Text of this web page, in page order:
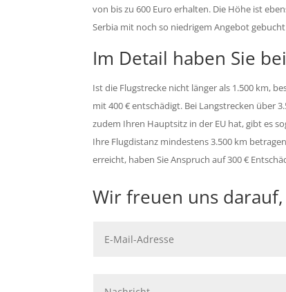
von bis zu 600 Euro erhalten. Die Höhe ist
Serbia mit noch so niedrigem Angebot
Im Detail haben Sie
Ist die Flugstrecke nicht länger als 1.500 km,
mit 400 € entschädigt. Bei Langstrecken über
zudem Ihren Hauptsitz in der EU hat, gibt es
Ihre Flugdistanz mindestens 3.500 km
erreicht, haben Sie Anspruch auf 300 €
Wir freuen uns